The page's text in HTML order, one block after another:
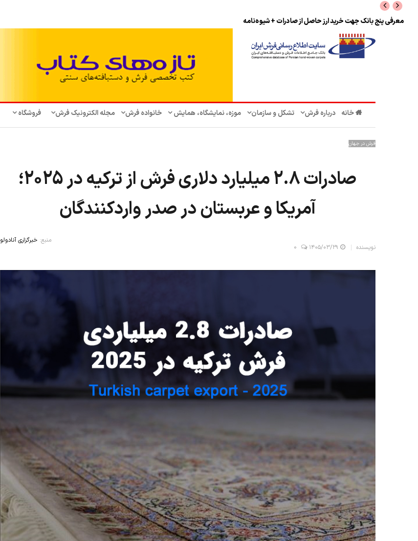
نرخ بازگشت ارز حاصل از صادرات + تکمیلی
خانه درباره فرش تشکل‌ و سازمان‌ موزه، نمایشگاه، همایش‌ خانواده فرش مجله الکترونیک فرش فروشگاه
فرش در جهان
صادرات 2.8 میلیارد دلاری فرش از ترکیه در 2025؛
آمریکا و عربستان در صدر واردکنندگان
نویسنده ۱۴۰۵/۰۳/۲۹ 0
منبع: خبرگزاری آنادولو